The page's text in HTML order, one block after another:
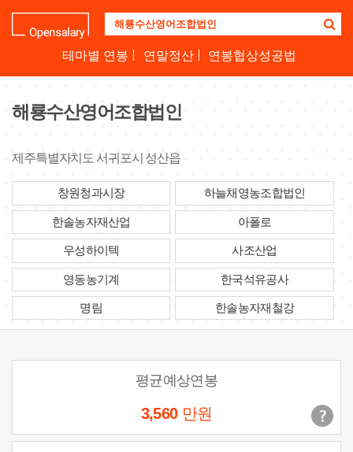
기
업
명
하
테마별 연봉 연말정산 연봉협상성공법
해룡수산영어조합법인
제주특별자치도 서귀포시 성산읍
창원청과시장 하늘채영농조합법인
한솔농자재산업 아폴로
우성하이텍 사조산업
영동농기계 한국석유공사
명림 한솔농자재철강
평균예상연봉
3,560 만원